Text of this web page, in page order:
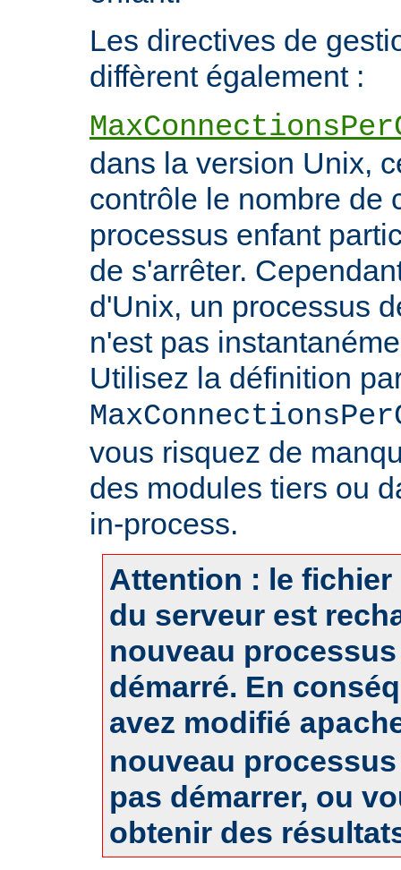
Les directives de
diffèrent également :
dans la version Unix,
contrôle le nombre de
processus enfant
de s'arrêter.
d'Unix, un processus
n'est pas
Utilisez la définition
vous risquez de
des modules tiers ou
in-process.
Attention : le
du serveur est
nouveau
démarré. En
avez modifié
nouveau
pas démarrer, ou
obtenir des